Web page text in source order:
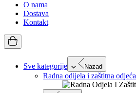
O nama
Dostava
Kontakt
Sve kategorije Nazad
Radna odijela i zaštitna odjeća